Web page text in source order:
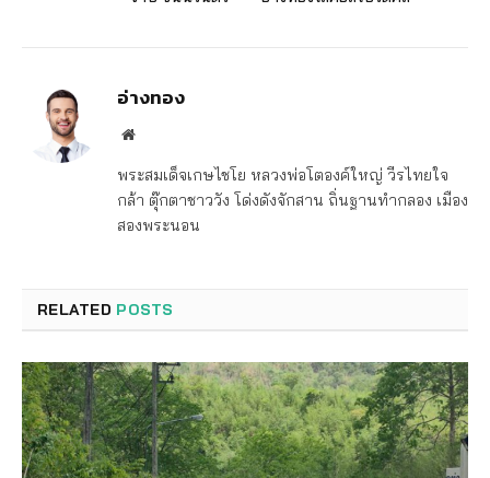
อ่างทอง
Website
พระสมเด็จเกษไชโย หลวงพ่อโตองค์ใหญ่ วีรไทยใจ
กล้า ตุ๊กตาชาววัง โด่งดังจักสาน ถิ่นฐานทำกลอง เมือง
สองพระนอน
RELATED POSTS